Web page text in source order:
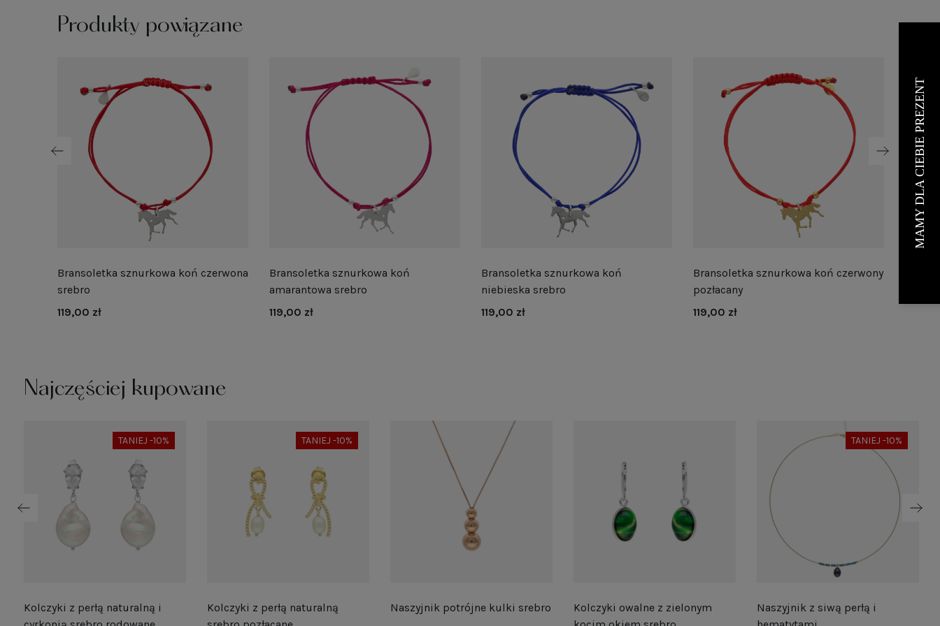
Produkty powiązane
Bransoletka sznurkowa koń czerwona
srebro
119,00 zł
Bransoletka sznurkowa koń
amarantowa srebro
119,00 zł
Bransoletka sznurkowa koń
niebieska srebro
119,00 zł
Bransoletka sznurkowa koń czerwony
pozłacany
119,00 zł
Najczęściej kupowane
TANIEJ -10%
Kolczyki z perłą naturalną i
TANIEJ -10%
Kolczyki z perłą naturalną
Naszyjnik potrójne kulki srebro
Kolczyki owalne z zielonym
TANIEJ -10%
Naszyjnik z siwą perłą i